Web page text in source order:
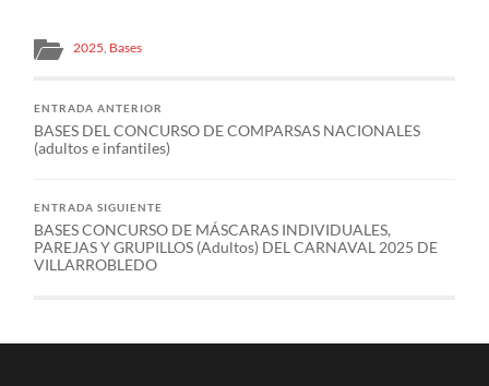
2025 Bases
ENTRADA ANTERIOR
BASES DEL CONCURSO DE COMPARSAS NACIONALES
(adultos e infantiles)
ENTRADA SIGUIENTE
BASES CONCURSO DE MÁSCARAS INDIVIDUALES,
PAREJAS Y GRUPILLOS (Adultos) DEL CARNAVAL 2025 DE
VILLARROBLEDO